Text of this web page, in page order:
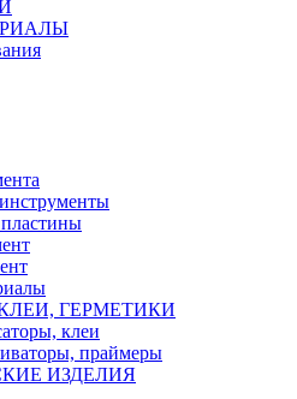
ГЕРМЕТИКИ
клеи
праймеры
ИЗДЕЛИЯ